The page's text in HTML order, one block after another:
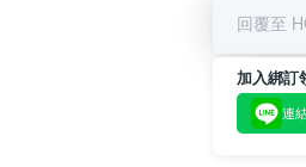
回覆至
加入綁訂
連